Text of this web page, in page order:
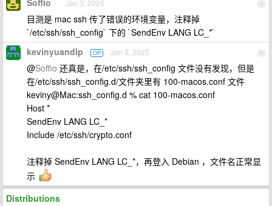
4
Jan 3, 2025
目测是 mac ssh 传了错误的环境变量，注释掉
`/etc/ssh/ssh_config` 下的 `SendEnv LANG LC_*`
5
kevinyuandlp OP Jan 3, 2025
@Soffio 还真是，在/etc/ssh/ssh_config 文件没有发现，但是
在/etc/ssh/ssh_config.d/文件夹里有 100-macos.conf 文件
keviny@Mac:ssh_config.d % cat 100-macos.conf
Host *
SendEnv LANG LC_*
Include /etc/ssh/crypto.conf
注释掉 SendEnv LANG LC_*，再登入 Debian ，文件名正常显
示
Distributions